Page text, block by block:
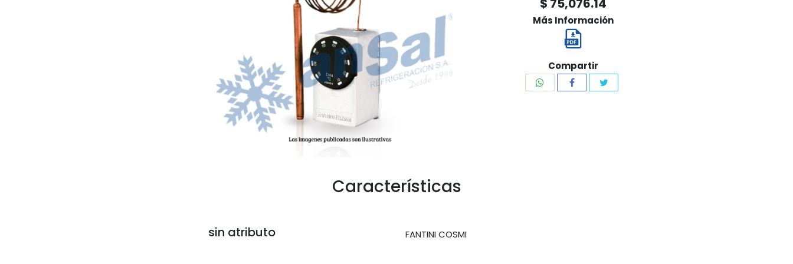
$ 75,076.14
Más Información
Compartir
Características
sin atributo FANTINI COSMI